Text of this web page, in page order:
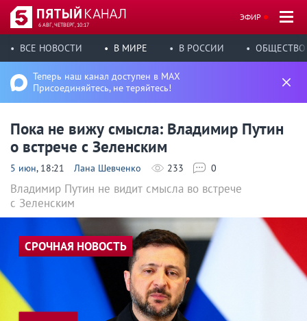
6 АВГ, ЧЕТВЕРГ, 10:17
ЭФИР
ВСЕ НОВОСТИ В МИРЕ В РОССИИ ОБЩЕСТВО
Теперь наш канал доступен в MAX
Присоединяйтесь, не теряйтесь!
Пока не вижу смысла: Владимир Путин
о встрече с Зеленским
5 июн, 18:21 Лана Шевченко 233 0
Владимир Путин не видит смысла во встрече
с Зеленским
СРОЧНАЯ НОВОСТЬ